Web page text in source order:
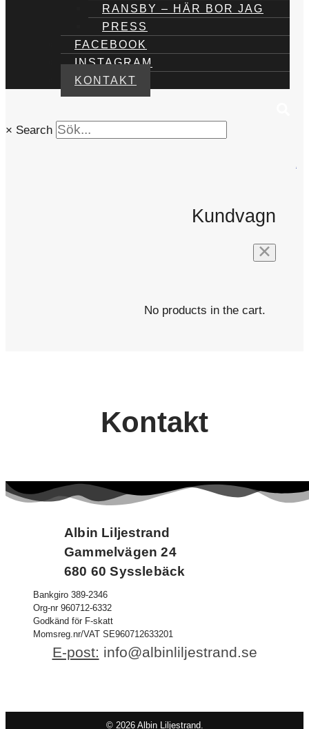
RANSBY – HÄR BOR JAG
PRESS
FACEBOOK
INSTAGRAM
KONTAKT
× Search
Kundvagn
No products in the cart.
Kontakt
Albin Liljestrand
Gammelvägen 24
680 60 Sysslebäck
Bankgiro 389-2346
Org-nr 960712-6332
Godkänd för F-skatt
Momsreg.nr/VAT SE960712633201
E-post: info@albinliljestrand.se
© 2026 Albin Liljestrand.